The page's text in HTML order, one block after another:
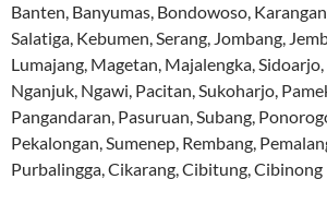
Banten, Banyumas, Bondowoso,
Salatiga, Kebumen, Serang, Jombang,
Lumajang, Magetan, Majalengka,
Nganjuk, Ngawi, Pacitan, Sukoharjo,
Pangandaran, Pasuruan, Subang,
Pekalongan, Sumenep, Rembang,
Purbalingga, Cikarang, Cibitung, Cibinong